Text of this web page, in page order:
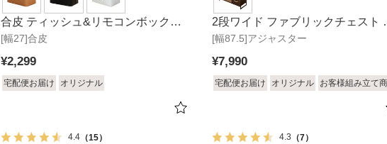
[幅27]合皮
合皮 ティッシュ&リモコンボックス
ソフィア
¥2,299
宅配便お届け オリジナル
4.4 （15）
[幅87.5]アジャスター
2段ワイド ファブリックチェスト
クスト
¥7,990
宅配便お届け オリジナル お客様組み立て
4.3 （7）